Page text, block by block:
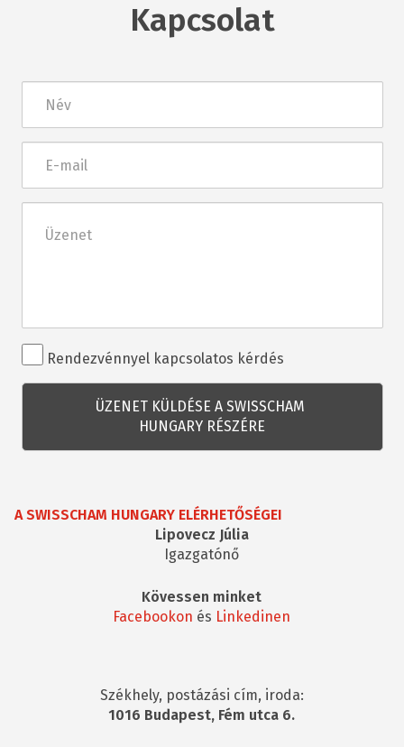
Kapcsolat
mail
Rendezvénnyel
kapcsolatos
kérdés
Rendezvénnyel kapcsolatos kérdés
A SWISSCHAM HUNGARY ELÉRHETŐSÉGEI
Lipovecz Júlia
Igazgatónő
Kövessen minket
Facebookon és Linkedinen
Székhely, postázási cím, iroda:
1016 Budapest, Fém utca 6.